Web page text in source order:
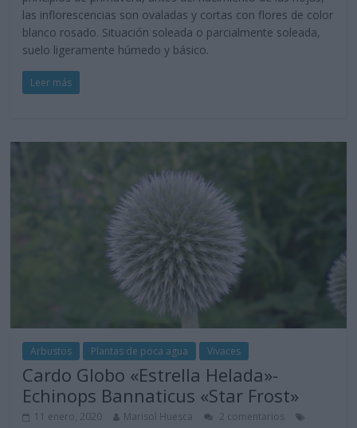
las inflorescencias son ovaladas y cortas con flores de color
blanco rosado. Situación soleada o parcialmente soleada,
suelo ligeramente húmedo y básico.
Leer más
Arbustos Plantas de poca agua Vivaces
Cardo Globo «Estrella Helada»-
Echinops Bannaticus «Star Frost»
11 enero, 2020 Marisol Huesca 2 comentarios